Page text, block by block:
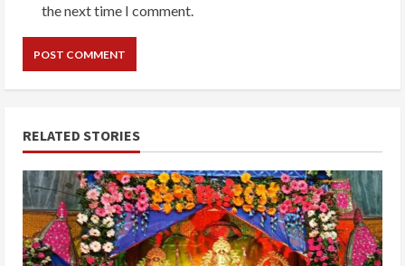
the next time I comment.
RELATED STORIES